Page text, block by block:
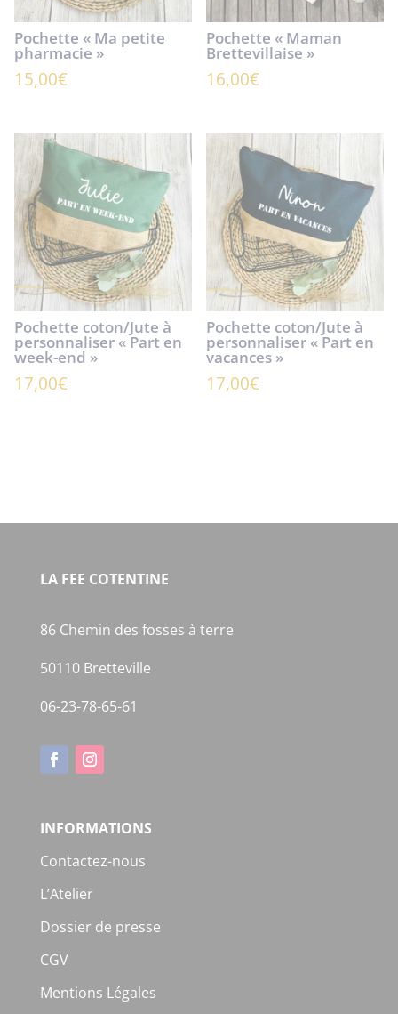
Pochette « Ma petite
pharmacie »
15,00€
Pochette « Maman
Brettevillaise »
16,00€
Pochette coton/Jute à
personnaliser « Part en
week-end »
17,00€
Pochette coton/Jute à
personnaliser « Part en
vacances »
17,00€
LA FEE COTENTINE
86 Chemin des fosses à terre
50110 Bretteville
06-23-78-65-61
INFORMATIONS
Contactez-nous
L’Atelier
Dossier de presse
CGV
Mentions Légales